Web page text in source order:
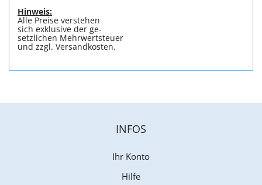
Hinweis:
Alle Preise verstehen
sich exklusive der ge-
setzlichen Mehrwertsteuer
und zzgl. Versandkosten.
INFOS
Ihr Konto
Hilfe